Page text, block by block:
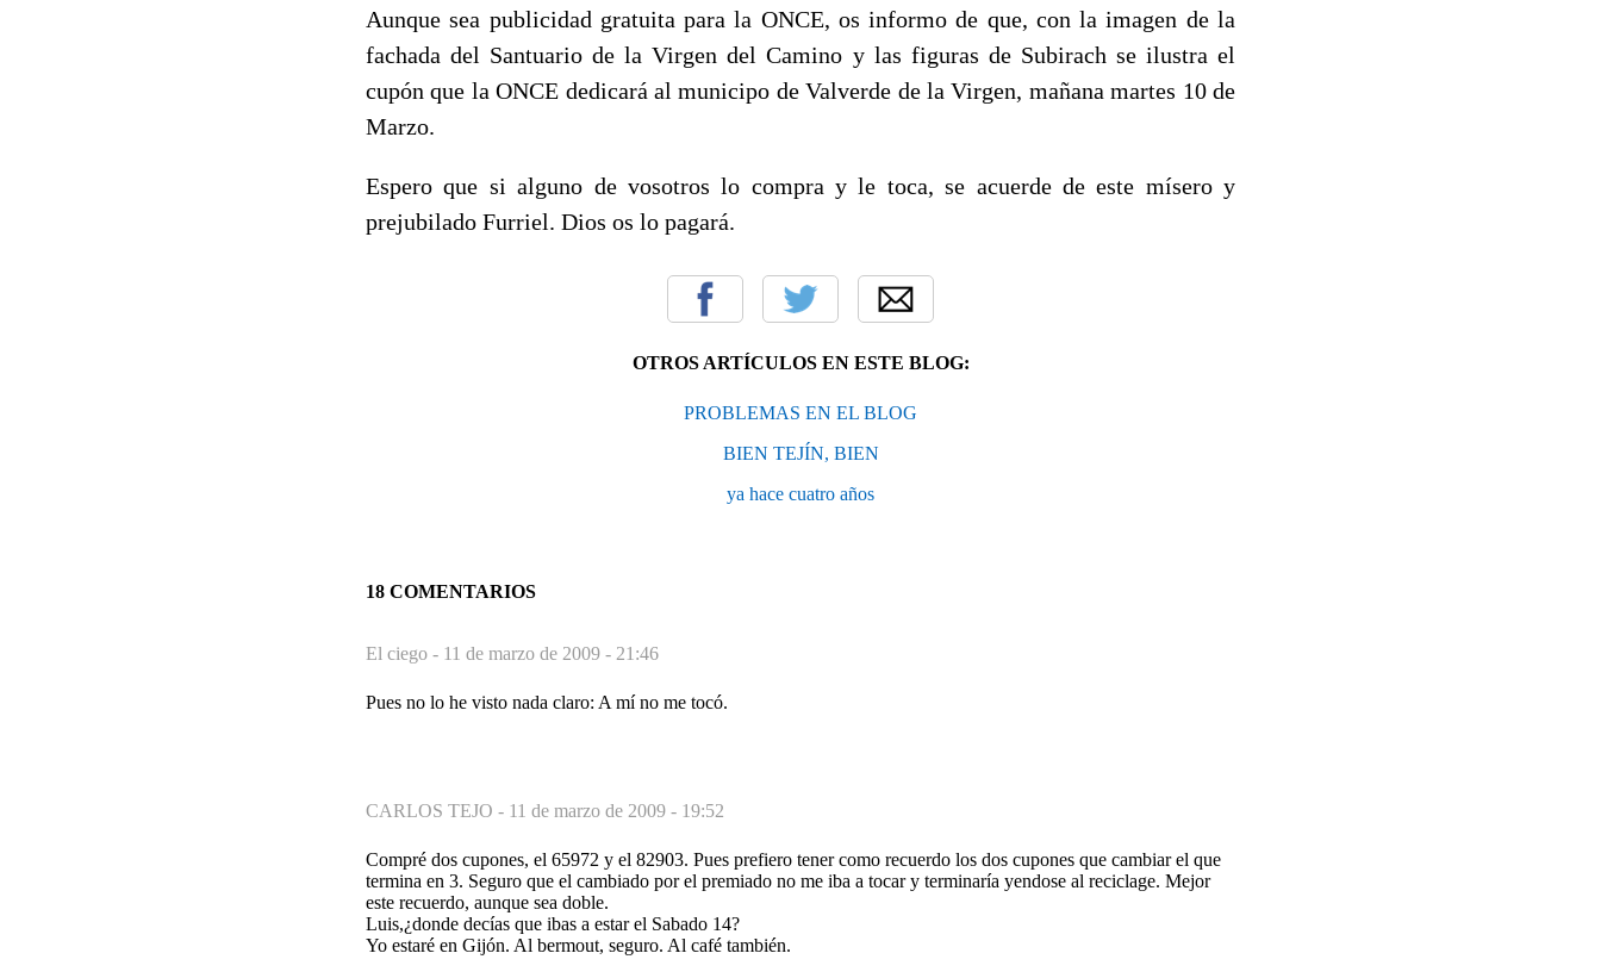
Aunque sea publicidad gratuita para la ONCE, os informo de que, con la imagen de la
fachada del Santuario de la Virgen del Camino y las figuras de Subirach se ilustra el
cupón que la ONCE dedicará al municipo de Valverde de la Virgen, mañana martes 10 de
Marzo.
Espero que si alguno de vosotros lo compra y le toca, se acuerde de este mísero y
prejubilado Furriel. Dios os lo pagará.
OTROS ARTÍCULOS EN ESTE BLOG:
PROBLEMAS EN EL BLOG
BIEN TEJÍN, BIEN
ya hace cuatro años
18 COMENTARIOS
El ciego - 11 de marzo de 2009 - 21:46
Pues no lo he visto nada claro: A mí no me tocó.
CARLOS TEJO - 11 de marzo de 2009 - 19:52
Compré dos cupones, el 65972 y el 82903. Pues prefiero tener como recuerdo los dos cupones que cambiar el que
termina en 3. Seguro que el cambiado por el premiado no me iba a tocar y terminaría yendose al reciclage. Mejor
este recuerdo, aunque sea doble.
Luis,¿donde decías que ibas a estar el Sabado 14?
Yo estaré en Gijón. Al bermout, seguro. Al café también.